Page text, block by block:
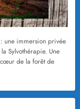
: une immersion privée
Sylvothérapie. Une
de la forêt de